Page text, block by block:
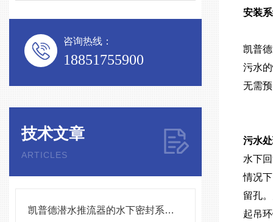
咨询热线：
18851755900
技术文章
ARTICLES
凯普德潜水推流器的水下密封系统维护全流程指南说明
安装
凯普
污水
无需
污水
水下
情况
留孔
起吊